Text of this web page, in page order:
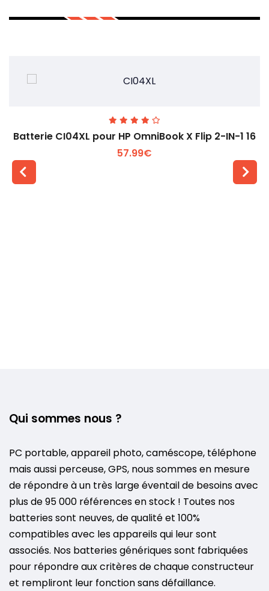
Batterie CI04XL pour HP OmniBook X Flip 2-IN-1 16
57.99€
Qui sommes nous ?
PC portable, appareil photo, caméscope, téléphone
mais aussi perceuse, GPS, nous sommes en mesure
de répondre à un très large éventail de besoins avec
plus de 95 000 références en stock ! Toutes nos
batteries sont neuves, de qualité et 100%
compatibles avec les appareils qui leur sont
associés. Nos batteries génériques sont fabriquées
pour répondre aux critères de chaque constructeur
et rempliront leur fonction sans défaillance.